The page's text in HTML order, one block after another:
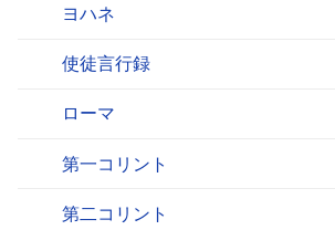
ヨハネ
使徒言行録
ローマ
第一コリント
第二コリント